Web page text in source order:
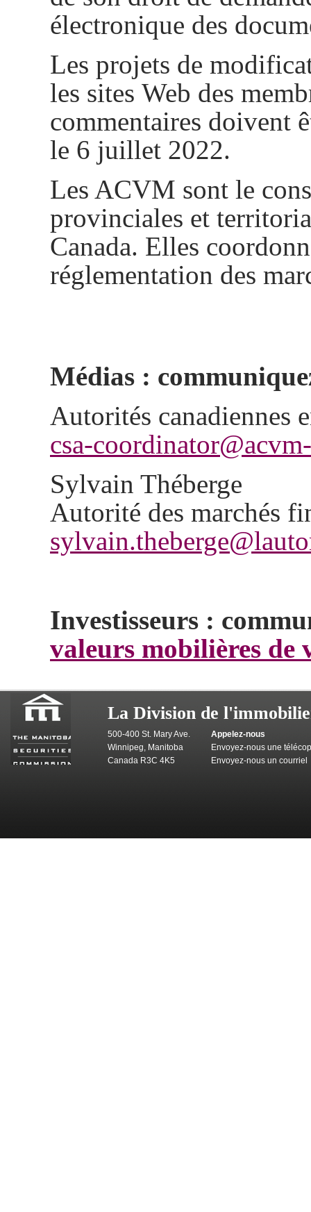
électronique des
Les projets de
les sites Web des
commentaires doivent
le 6 juillet 2022.
Les ACVM sont le
provinciales et
Canada. Elles
réglementation des
Médias :
Autorités canadiennes
csa-
Sylvain Théberge
Autorité des marchés
Investisseurs :
valeurs mobilières
La Division de
500-400 St. Mary Ave.
Winnipeg, Manitoba
Canada R3C 4K5
Appelez-nous
Envoyez-nous une
Envoyez-nous un courriel